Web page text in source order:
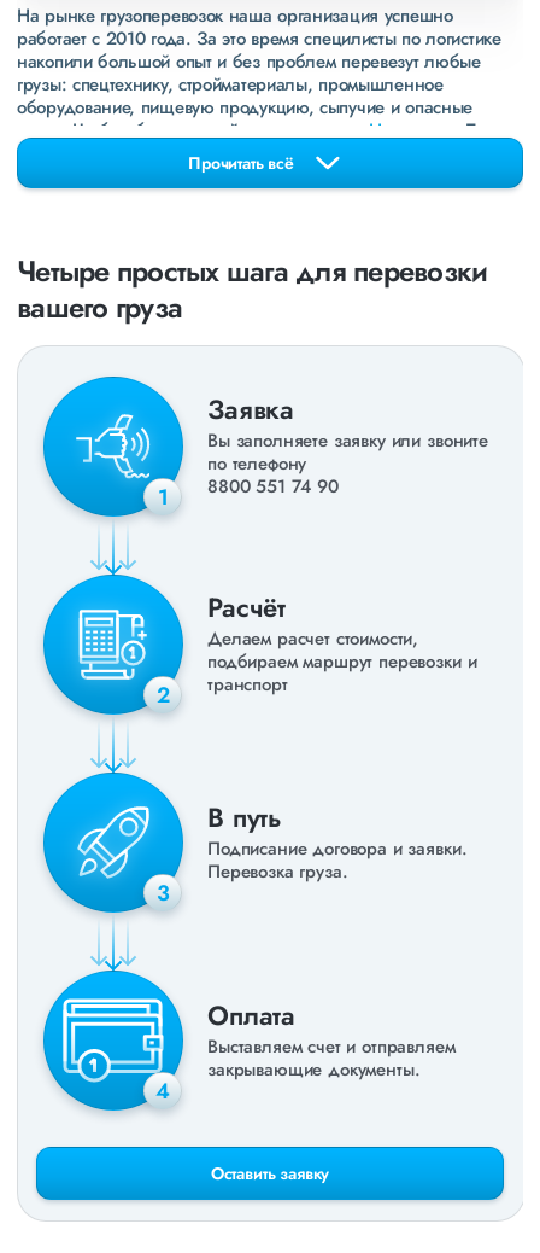
На рынке грузоперевозок наша организация успешно
работает с 2010 года. За это время специлисты по логистике
накопили большой опыт и без проблем перевезут любые
грузы: спецтехнику, стройматериалы, промышленное
оборудование, пищевую продукцию, сыпучие и опасные
грузы. Чтобы убедиться зайдите в раздел
«Наш опыт»
. Там
свежие примеры перевозок, которые обновляются несколько
раз в неделю. Также недавно мы запустили новые
направления вДНРиЛНР. Предоставляем все стандартные
экспедирование. За каждым клиентом закреплен менеджер,
который сообщит о текущем статусе вашего груза. Чтобы
получить коммерческое предложение заполните форму на
РФ).
Прочитать всё
Четыре простых шага для перевозки
вашего груза
1
Заявка
Вы заполняете заявку или звоните
по телефону
8800 551 74 90
2
Расчёт
Делаем расчет стоимости,
подбираем маршрут перевозки и
транспорт
3
В путь
Подписание договора и заявки.
Перевозка груза.
4
Оплата
Выставляем счет и отправляем
закрывающие документы.
Оставить заявку